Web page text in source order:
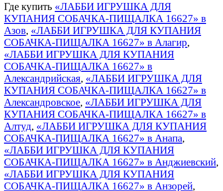
Где купить «ЛАББИ ИГРУШКА ДЛЯ
КУПАНИЯ СОБАЧКА-ПИЩАЛКА 16627» в
Азов, «ЛАББИ ИГРУШКА ДЛЯ КУПАНИЯ
СОБАЧКА-ПИЩАЛКА 16627» в Алагир,
«ЛАББИ ИГРУШКА ДЛЯ КУПАНИЯ
СОБАЧКА-ПИЩАЛКА 16627» в
Александрийская, «ЛАББИ ИГРУШКА ДЛЯ
КУПАНИЯ СОБАЧКА-ПИЩАЛКА 16627» в
Александровское, «ЛАББИ ИГРУШКА ДЛЯ
КУПАНИЯ СОБАЧКА-ПИЩАЛКА 16627» в
Алтуд, «ЛАББИ ИГРУШКА ДЛЯ КУПАНИЯ
СОБАЧКА-ПИЩАЛКА 16627» в Анапа,
«ЛАББИ ИГРУШКА ДЛЯ КУПАНИЯ
СОБАЧКА-ПИЩАЛКА 16627» в Анджиевский,
«ЛАББИ ИГРУШКА ДЛЯ КУПАНИЯ
СОБАЧКА-ПИЩАЛКА 16627» в Анзорей,